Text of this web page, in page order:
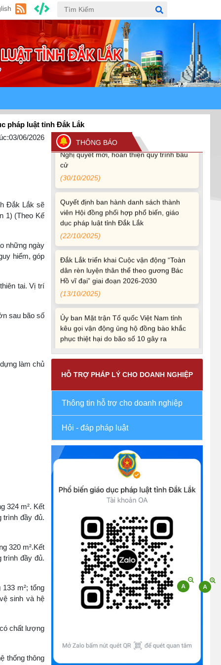
tỉnh Đắk Lắk
03/06/2026
Đắk Lắk sẽ
1) (Theo Kế
những ngày
hiểm, góp
tai. Vị trí
sau bão số
làm chủ
324 m². Kết
trình đầy đủ.
320 m².Kết
trình đầy đủ.
m²; tổng
sinh và hệ
chất lượng
thống thông
THÔNG BÁO
(24/07/2026)
Quy định xử phạt vi phạm vi định giao
thông đường bộ theo Nghị định 168
(13/11/2025)
Tài liệu hỏi đáp văn kiện đại hội Đảng bộ
(12/11/2025)
Ủy ban Thường vụ Quốc hội ban hành
Nghị quyết mới, hoàn thiện quy trình bầu
cử
(30/10/2025)
Quyết định ban hành danh sách thành
viên Hội đồng phối hợp phổ biến, giáo
dục pháp luật tỉnh Đắk Lắk
(22/10/2025)
Đắk Lắk triển khai Cuộc vận động “Toàn
dân rèn luyện thân thể theo gương Bác
Hồ vĩ đại” giai đoạn 2026-2030
(13/10/2025)
Ủy ban Mặt trận Tổ quốc Việt Nam tỉnh
kêu gọi vận động ủng hộ đồng bào khắc
phục thiệt hại do bão số 10 gây ra
(12/10/2025)
NGƯỜI DÂN TĂNG CƯỜNG PHÒNG,
chính đủ điều kiện tái cấu trúc thực hiện
toàn trình, một phần trên môi trường điện
tử
Bộ Chính trị, Ban Bí thư kết luận về phân
cấp, phân quyền trong vận hành chính
(08/10/2025)
Tích cực tham gia góp ý, tuyên truyền dự
thảo Bộ luật Hình sự (sửa đổi) và Luật Tổ
chức cơ quan điều tra (sửa đổi)
(24/07/2026)
Quy định xử phạt vi phạm vi định giao
HỖ TRỢ PHÁP LÝ CHO DOANH NGHIỆP
Thông tin hỗ trợ cho doanh nghiệp
Hỏi - đáp pháp luật